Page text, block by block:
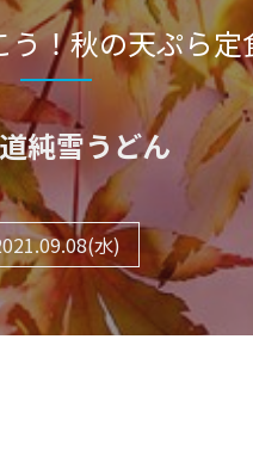
う！秋の天ぷら定
純雪うどん
水)